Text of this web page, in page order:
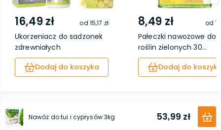
16,49 zł od 15,17 zł
Ukorzeniacz do sadzonek
zdrewniałych
Dodaj do koszyka
8,49 zł od
Pałeczki nawozowe do
roślin zielonych 30...
Dodaj do
Nawóz do tui i cyprysów 3kg 53,99 zł